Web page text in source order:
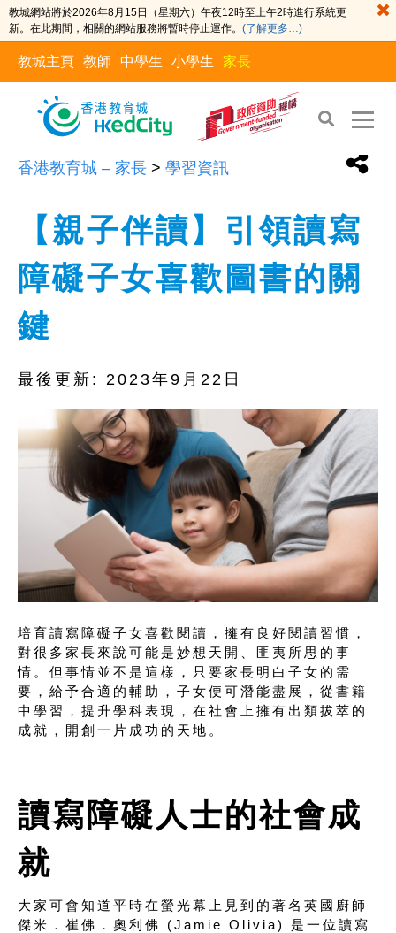
教城網站將於2026年8月15日（星期六）午夜12時至上午2時進行系統更
新。在此期間，相關的網站服務將暫時停止運作。 (了解更多…)
教城主頁 教師 中學生 小學生 家長
香港教育城 – 家長 > 學習資訊
【親子伴讀】引領讀寫
障礙子女喜歡圖書的關
鍵
最後更新: 2023年9月22日
培育讀寫障礙子女喜歡閱讀，擁有良好閱讀習慣，
對很多家長來說可能是妙想天開、匪夷所思的事
情。但事情並不是這樣，只要家長明白子女的需
要，給予合適的輔助，子女便可潛能盡展，從書籍
中學習，提升學科表現，在社會上擁有出類拔萃的
成就，開創一片成功的天地。
讀寫障礙人士的社會成
就
大家可會知道平時在螢光幕上見到的著名英國廚師
傑米．崔佛．奧利佛 (Jamie Olivia) 是一位讀寫